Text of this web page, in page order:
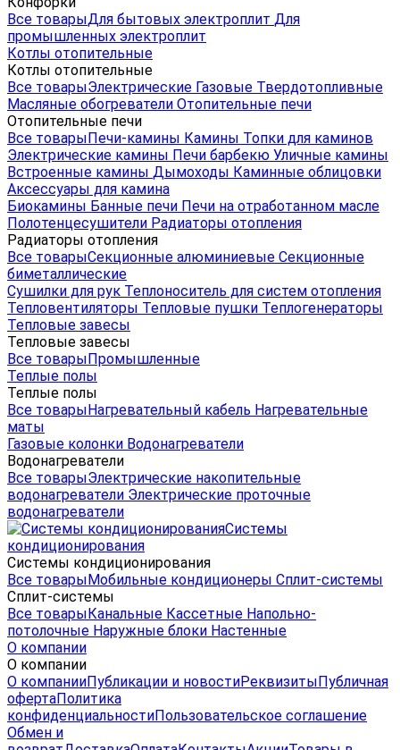
Все товарыДля бытовых электроплит Для
промышленных электроплит
Котлы отопительные
Котлы отопительные
Все товарыЭлектрические Газовые Твердотопливные
Масляные обогреватели Отопительные печи
Отопительные печи
Все товарыПечи-камины Камины Топки для каминов
Электрические камины Печи барбекю Уличные камины
Встроенные камины Дымоходы Каминные облицовки
Аксессуары для камина
Биокамины Банные печи Печи на отработанном масле
Полотенцесушители Радиаторы отопления
Радиаторы отопления
Все товарыСекционные алюминиевые Секционные
биметаллические
Сушилки для рук Теплоноситель для систем отопления
Тепловентиляторы Тепловые пушки Теплогенераторы
Тепловые завесы
Тепловые завесы
Все товарыПромышленные
Теплые полы
Теплые полы
Все товарыНагревательный кабель Нагревательные
маты
Газовые колонки Водонагреватели
Водонагреватели
Все товарыЭлектрические накопительные
водонагреватели Электрические проточные
водонагреватели
Системы
кондиционирования
Системы кондиционирования
Все товарыМобильные кондиционеры Сплит-системы
Сплит-системы
Все товарыКанальные Кассетные Напольно-
потолочные Наружные блоки Настенные
О компании
О компании
О компанииПубликации и новостиРеквизитыПубличная
офертаПолитика
конфиденциальностиПользовательское соглашение
Обмен и